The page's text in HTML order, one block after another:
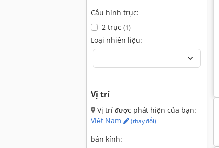
Cấu hình trục:
2 trục (1)
Loại nhiên liệu:
Vị trí
Vị trí được phát hiện của bạn:
Việt Nam
(thay đổi)
bán kính: